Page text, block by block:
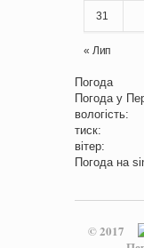
31
« Лип
Погода
Погода у
вологість:
тиск:
вітер:
Погода на
© 2017